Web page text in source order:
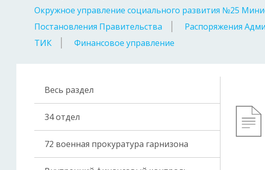
Окружное управление социального развития №25
Постановления Правительства
Распоряжения
ТИК
Финансовое управление
Весь раздел
34 отдел
72 военная прокуратура гарнизона